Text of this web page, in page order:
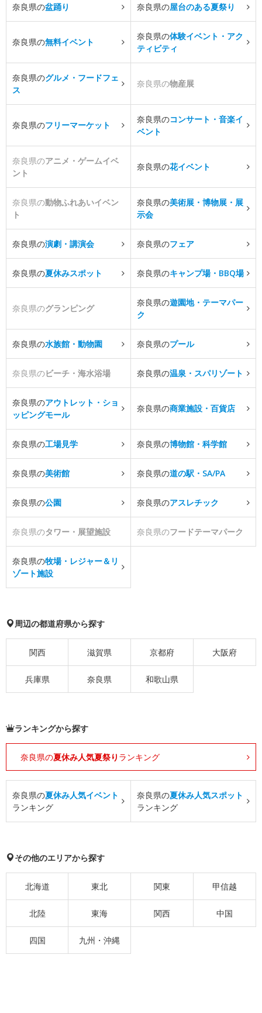
奈良県の盆踊り 奈良県の屋台のある夏祭り
奈良県の無料イベント
奈良県の体験イベント・アク
ティビティ
奈良県のグルメ・フードフェ
ス
奈良県の物産展
奈良県のフリーマーケット
奈良県のコンサート・音楽イ
ベント
奈良県のアニメ・ゲームイベ
ント
奈良県の花イベント
奈良県の動物ふれあいイベン
ト
奈良県の美術展・博物展・展
示会
奈良県の演劇・講演会 奈良県のフェア
奈良県の夏休みスポット 奈良県のキャンプ場・BBQ場
奈良県のグランピング
奈良県の遊園地・テーマパー
ク
奈良県の水族館・動物園 奈良県のプール
奈良県のビーチ・海水浴場 奈良県の温泉・スパリゾート
奈良県のアウトレット・ショ
ッピングモール
奈良県の商業施設・百貨店
奈良県の工場見学 奈良県の博物館・科学館
奈良県の美術館 奈良県の道の駅・SA/PA
奈良県の公園 奈良県のアスレチック
奈良県のタワー・展望施設 奈良県のフードテーマパーク
奈良県の牧場・レジャー＆リ
ゾート施設
周辺の都道府県から探す
関西 滋賀県 京都府 大阪府
兵庫県 奈良県 和歌山県
ランキングから探す
奈良県の夏休み人気夏祭り ランキング
奈良県の夏休み人気イベント
ランキング
奈良県の夏休み人気スポット
ランキング
その他のエリアから探す
北海道 東北 関東 甲信越
北陸 東海 関西 中国
四国 九州・沖縄